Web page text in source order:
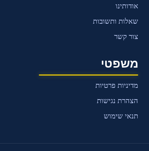
נכסים
בארץ
ובחו"ל
שאלות
ותשובות
קורס
משכנתאות
אודותינו
שאלות ותשובות
צור קשר
משפטי
מדיניות פרטיות
הצהרת נגישות
תנאי שימוש